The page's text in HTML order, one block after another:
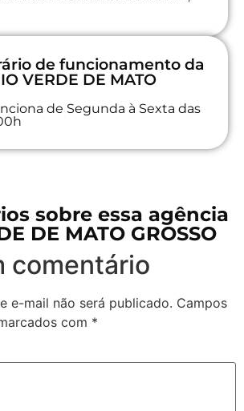
de funcionamento da
VERDE DE MATO
de Segunda à Sexta das
sobre essa agência
DE MATO GROSSO
comentário
e-mail não será publicado. Campos
com *